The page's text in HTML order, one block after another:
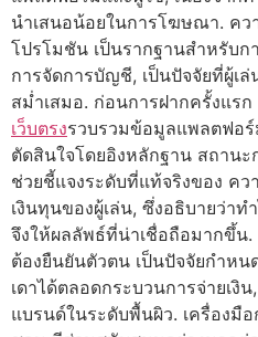
นำเสนอน้อยในการโฆษณา. คว
โปรโมชัน เป็นรากฐานสำหรับก
การจัดการบัญชี, เป็นปัจจัยที่ผู้เ
สม่ำเสมอ. ก่อนการฝากครั้งแร
เว็บตรงรวบรวมข้อมูลแพลตฟอ
ตัดสินใจโดยอิงหลักฐาน สถานะ
ช่วยชี้แจงระดับที่แท้จริงของ ค
เงินทุนของผู้เล่น, ซึ่งอธิบายว่า
จึงให้ผลลัพธ์ที่น่าเชื่อถือมากขึ้น.
ต้องยืนยันตัวตน เป็นปัจจัยกำห
เดาได้ตลอดกระบวนการจ่ายเงิ
แบรนด์ในระดับพื้นผิว. เครื่องมื